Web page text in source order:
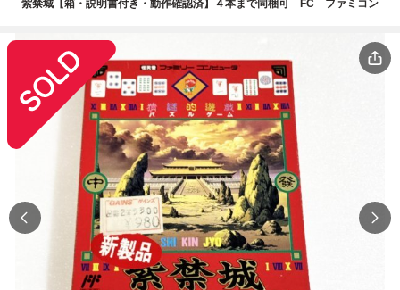
紫禁城【箱・説明書付き・動作確認済】４本まで同梱可 FC ファミコン